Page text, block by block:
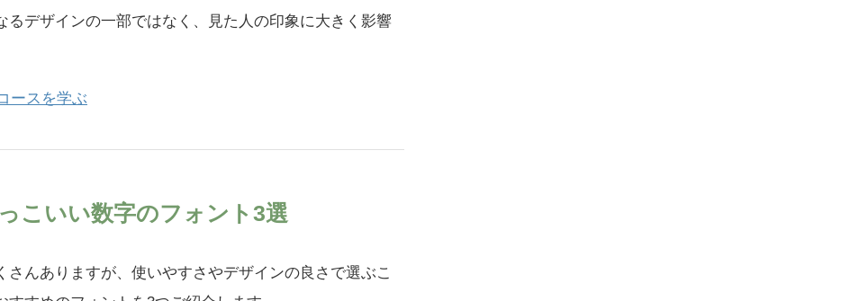
るデザインの一部ではなく、見た人の印象に大きく影響
ースを学ぶ
こいい数字のフォント3選
んありますが、使いやすさやデザインの良さで選ぶこ